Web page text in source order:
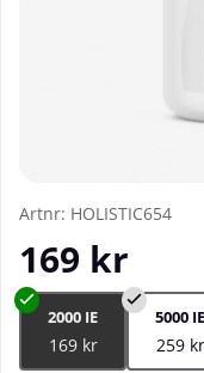
Artnr: HOLISTIC654
169 kr
2000 IE
169 kr
5000 IE
259 kr